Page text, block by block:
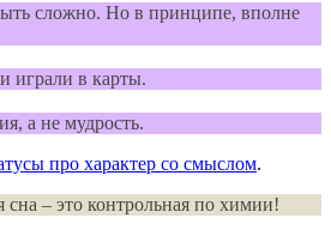
сложно. Но в принципе, вполне
играли в карты.
а не мудрость.
про характер со смыслом.
– это контрольная по химии!